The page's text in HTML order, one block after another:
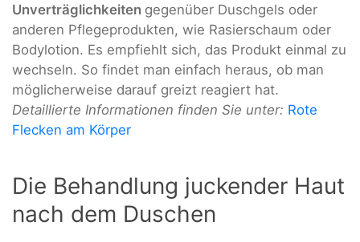
Unverträglichkeiten gegenüber Duschgels oder
anderen Pflegeprodukten, wie Rasierschaum oder
Bodylotion. Es empfiehlt sich, das Produkt einmal zu
wechseln. So findet man einfach heraus, ob man
möglicherweise darauf greizt reagiert hat.
Detaillierte Informationen finden Sie unter: Rote
Flecken am Körper
Die Behandlung juckender Haut
nach dem Duschen